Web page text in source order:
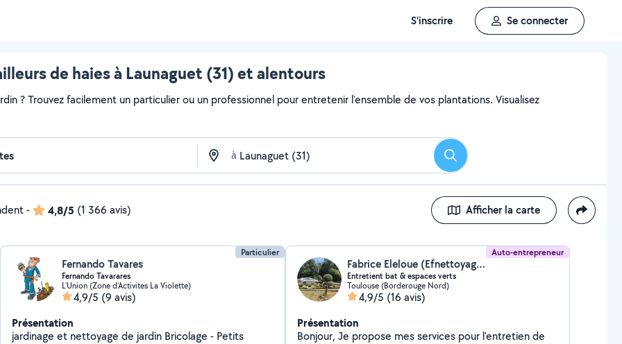
S'inscrire Se connecter
de haies à Launaguet (31) et alentours
? Trouvez facilement un particulier ou un professionnel pour entretenir l'ensemble de vos plantations. Visualisez
à Rechercher
- 4,8/5 (1 366 avis) Afficher la carte
Particulier
Fernando Tavares
Fernando Tavarares
L'Union (Zone d'Activites La Violette)
4,9/5 (9 avis)
Présentation
jardinage et nettoyage de jardin Bricolage - Petits
Auto-entrepreneur
Fabrice Eleloue (Efnettoyage31)
Entretient bat & espaces verts
Toulouse (Borderouge Nord)
4,9/5 (16 avis)
Présentation
Bonjour, Je propose mes services pour l'entretien de